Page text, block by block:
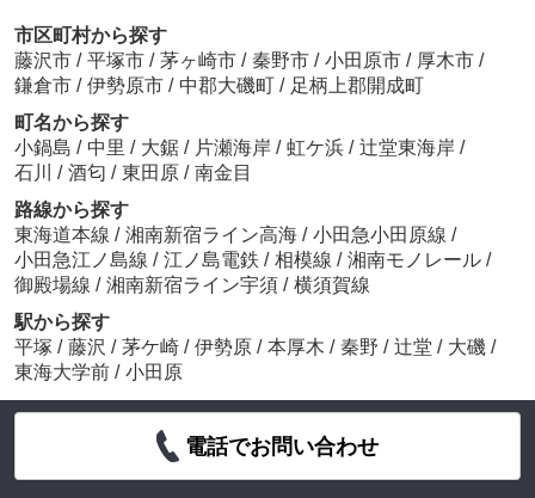
市区町村から探す
藤沢市 / 平塚市 / 茅ヶ崎市 / 秦野市 / 小田原市 / 厚木市 /
鎌倉市 / 伊勢原市 / 中郡大磯町 / 足柄上郡開成町
町名から探す
小鍋島 / 中里 / 大鋸 / 片瀬海岸 / 虹ケ浜 / 辻堂東海岸 /
石川 / 酒匂 / 東田原 / 南金目
路線から探す
東海道本線 / 湘南新宿ライン高海 / 小田急小田原線 /
小田急江ノ島線 / 江ノ島電鉄 / 相模線 / 湘南モノレール /
御殿場線 / 湘南新宿ライン宇須 / 横須賀線
駅から探す
平塚 / 藤沢 / 茅ケ崎 / 伊勢原 / 本厚木 / 秦野 / 辻堂 / 大磯 /
東海大学前 / 小田原
電話でお問い合わせ